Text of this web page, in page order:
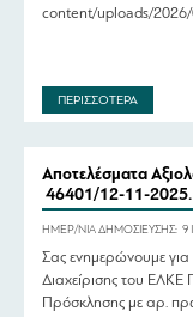
content/uploads/
ΠΕΡΙΣΣΟΤΕΡΑ
Αποτελέσματα
46401/12-11-2025.
ΗΜΕΡ/ΝΙΑ ΔΗΜΟΣΙΕΥΣΗΣ: 9
Σας ενημερώνουμε
Διαχείρισης του ΕΛΚΕ
Πρόσκλησης με αρ.